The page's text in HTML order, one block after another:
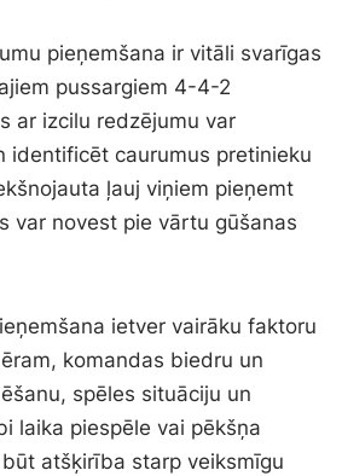
pieņemšana ir vitāli svarīgas
pussargiem 4-4-2
ar izcilu redzējumu var
identificēt caurumus pretinieku
ļauj viņiem pieņemt
var novest pie vārtu gūšanas
ietver vairāku faktoru
komandas biedru un
spēles situāciju un
laika piespēle vai pēkšņa
atšķirība starp veiksmīgu